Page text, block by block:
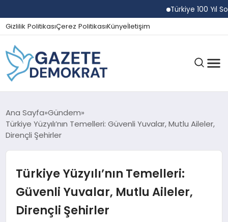
Türkiye 100 Yıl Sonra
Gizlilik PolitikasıÇerez PolitikasıKünyeİletişim
GÜNDEM
EKONOMI
SPOR
Ana Sayfa Gündem
Türkiye Yüzyılı’nın Temelleri: Güvenli Yuvalar, Mutlu Aileler,
Dirençli Şehirler
Türkiye Yüzyılı’nın Temelleri:
Güvenli Yuvalar, Mutlu Aileler,
Dirençli Şehirler